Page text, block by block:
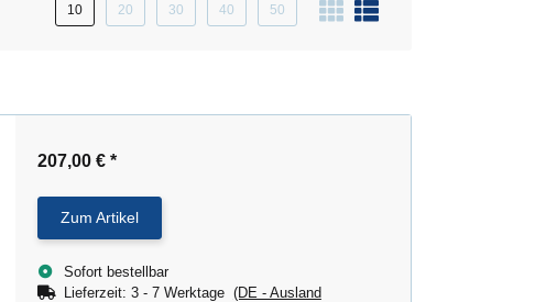
10 20 30 40 50
207,00 € *
Zum Artikel
Sofort bestellbar
Lieferzeit: 3 - 7 Werktage (DE - Ausland